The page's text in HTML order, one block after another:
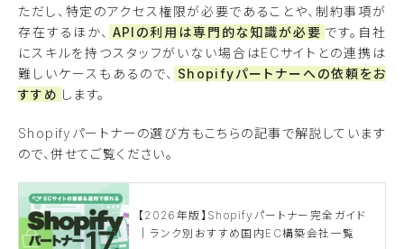
ただし、特定のアクセス権限が必要であることや、制約事項が
存在するほか、 APIの利用は専門的な知識が必要 です。自社
にスキルを持つスタッフがいない場合はECサイトとの連携は
難しいケースもあるので、 Shopifyパートナーへの依頼をお
すすめ します。
Shopifyパートナーの選び方もこちらの記事で解説しています
ので、併せてご覧ください。
【2026年版】Shopifyパートナー完全ガイド
｜ランク別おすすめ国内EC構築会社一覧